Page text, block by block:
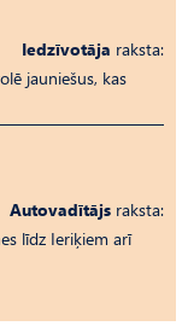
Iedzīvotāja raksta:
jauniešus, kas
Autovadītājs raksta:
līdz Ieriķiem arī